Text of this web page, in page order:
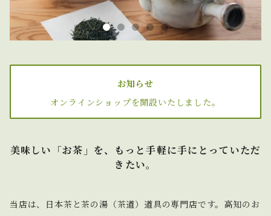
お知らせ
オンラインショップを開設いたしました。
美味しい「お茶」を、もっと手軽に手にとっていただ
きたい。
当店は、日本茶と茶の湯（茶道）道具の専門店です。高知のお